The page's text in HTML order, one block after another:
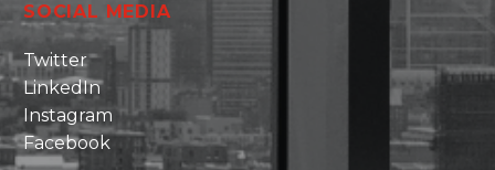
SOCIAL MEDIA
Twitter
LinkedIn
Instagram
Facebook